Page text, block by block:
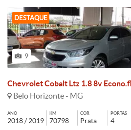
DESTAQUE
9
Chevrolet Cobalt Ltz 1.8 8v
Belo Horizonte - MG
ANO
2018 / 2019
KM
70798
COR
Prata
PORTAS
4